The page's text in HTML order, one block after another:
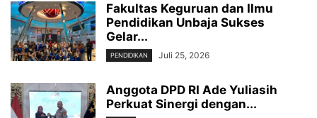
Fakultas Keguruan dan Ilmu
Pendidikan Unbaja Sukses
Gelar...
PENDIDIKAN Juli 25, 2026
Anggota DPD RI Ade Yuliasih
Perkuat Sinergi dengan...